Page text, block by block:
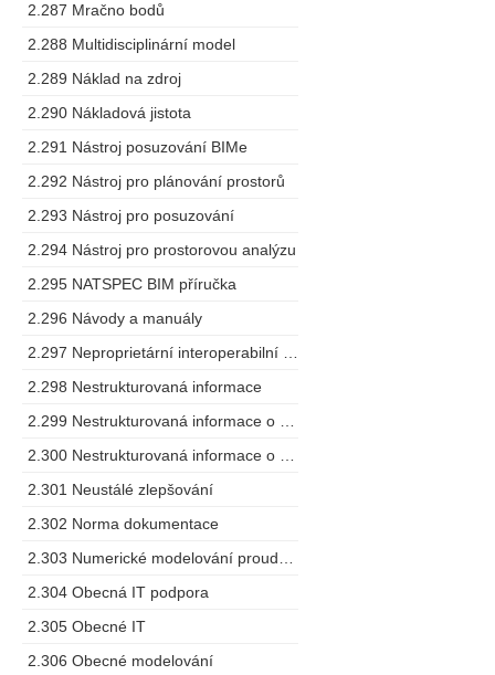
2.287 Mračno bodů
2.288 Multidisciplinární model
2.289 Náklad na zdroj
2.290 Nákladová jistota
2.291 Nástroj posuzování BIMe
2.292 Nástroj pro plánování prostorů
2.293 Nástroj pro posuzování
2.294 Nástroj pro prostorovou analýzu
2.295 NATSPEC BIM příručka
2.296 Návody a manuály
2.298 Nestrukturovaná informace
2.301 Neustálé zlepšování
2.302 Norma dokumentace
2.304 Obecná IT podpora
2.305 Obecné IT
2.306 Obecné modelování